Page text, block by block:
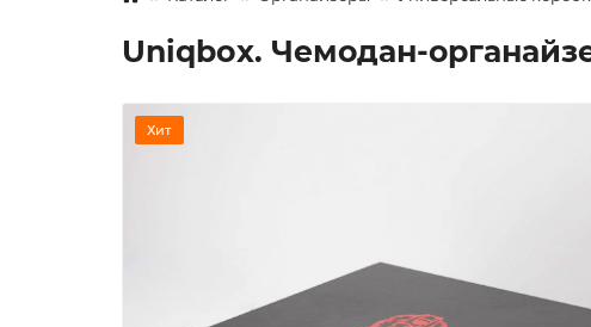
Uniqbox. Чемодан-
Хит